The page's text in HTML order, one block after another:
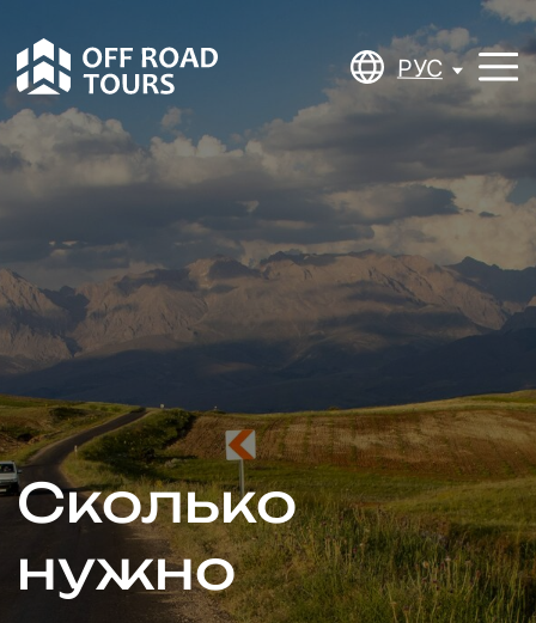
Сколько
нужно
времени для
хорошего
отдыха в
Кыргызстане?